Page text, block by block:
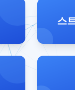
스